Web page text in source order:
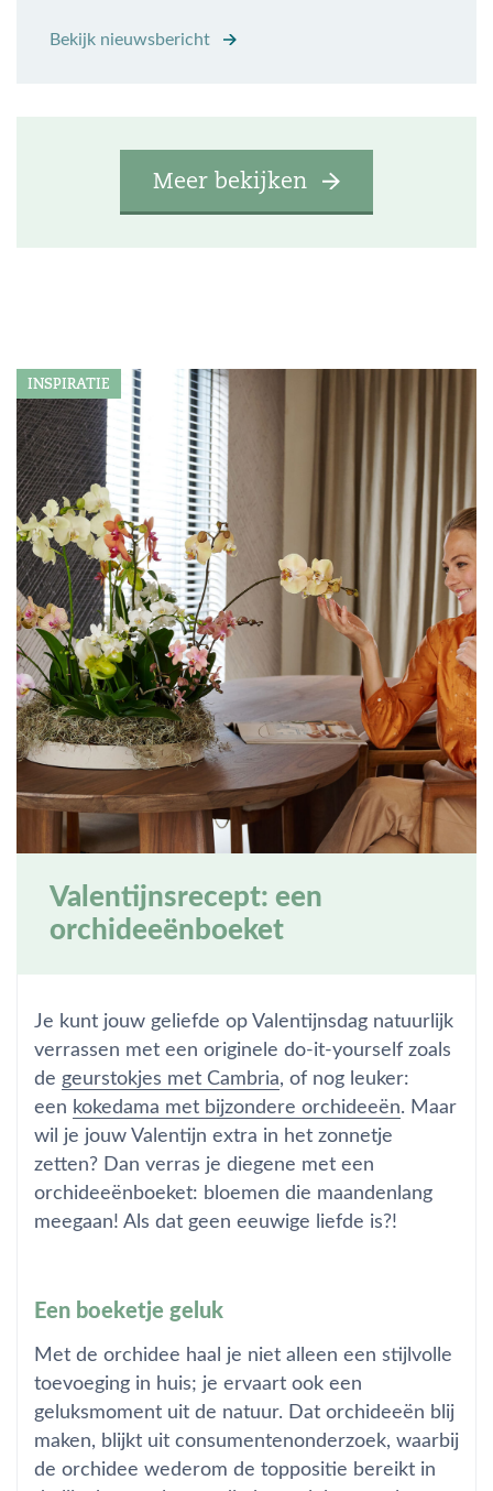
Bekijk nieuwsbericht
Meer bekijken
INSPIRATIE
Valentijnsrecept: een
orchideeënboeket
Je kunt jouw geliefde op Valentijnsdag natuurlijk
verrassen met een originele do-it-yourself zoals
de geurstokjes met Cambria, of nog leuker:
een kokedama met bijzondere orchideeën. Maar
wil je jouw Valentijn extra in het zonnetje
zetten? Dan verras je diegene met een
orchideeënboeket: bloemen die maandenlang
meegaan! Als dat geen eeuwige liefde is?!
Een boeketje geluk
Met de orchidee haal je niet alleen een stijlvolle
toevoeging in huis; je ervaart ook een
geluksmoment uit de natuur. Dat orchideeën blij
maken, blijkt uit consumentenonderzoek, waarbij
de orchidee wederom de toppositie bereikt in